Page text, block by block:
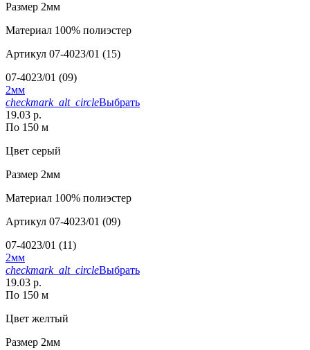
Размер 2мм
Материал 100% полиэстер
Артикул 07-4023/01 (15)
07-4023/01 (09)
2мм
checkmark_alt_circleВыбрать
19.03 р.
По 150 м
Цвет серый
Размер 2мм
Материал 100% полиэстер
Артикул 07-4023/01 (09)
07-4023/01 (11)
2мм
checkmark_alt_circleВыбрать
19.03 р.
По 150 м
Цвет желтый
Размер 2мм